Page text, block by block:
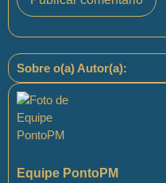
Sobre o(a) Autor(a):
Equipe PontoPM